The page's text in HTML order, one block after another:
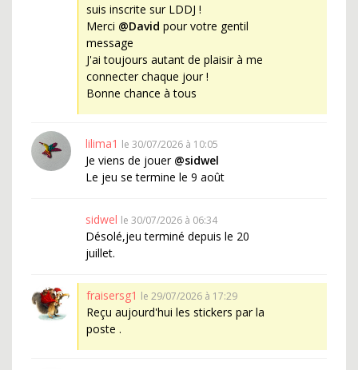
suis inscrite sur LDDJ !
Merci @David pour votre gentil
message
J'ai toujours autant de plaisir à me
connecter chaque jour !
Bonne chance à tous
lilima1 le 30/07/2026 à 10:05
Je viens de jouer @sidwel
Le jeu se termine le 9 août
sidwel le 30/07/2026 à 06:34
Désolé,jeu terminé depuis le 20
juillet.
fraisersg1 le 29/07/2026 à 17:29
Reçu aujourd'hui les stickers par la
poste .